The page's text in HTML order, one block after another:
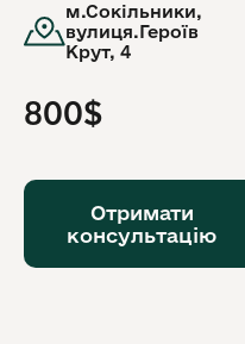
м.Сокільники,
вулиця.Героїв
Крут, 4
800$
Отримати
консультацію